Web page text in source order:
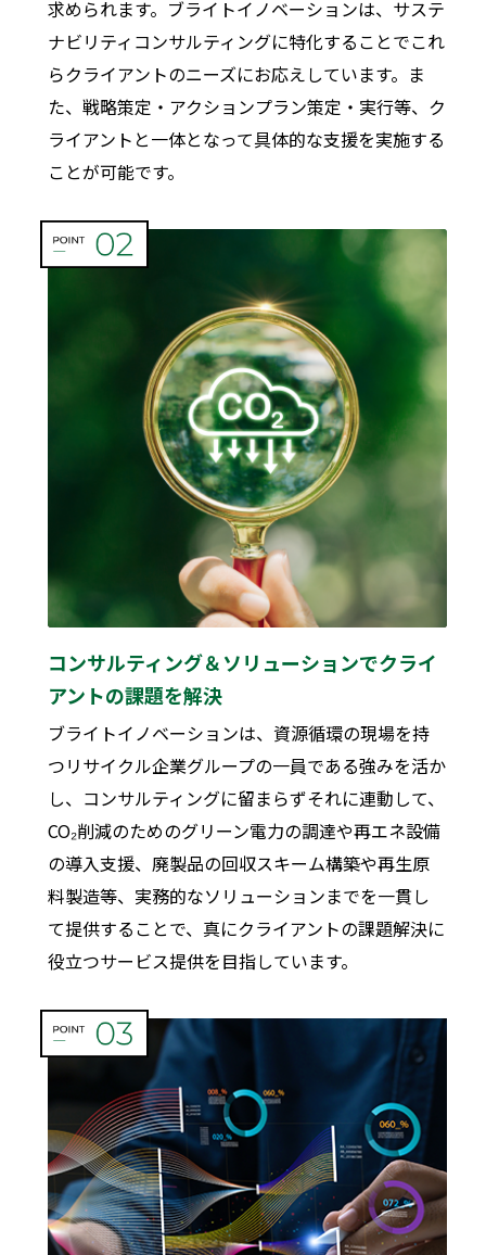
求められます。ブライトイノベーションは、サステ
ナビリティコンサルティングに特化することでこれ
らクライアントのニーズにお応えしています。ま
た、戦略策定・アクションプラン策定・実行等、ク
ライアントと一体となって具体的な支援を実施する
ことが可能です。
コンサルティング＆ソリューションでクライ
アントの課題を解決
ブライトイノベーションは、資源循環の現場を持
つリサイクル企業グループの一員である強みを活か
し、コンサルティングに留まらずそれに連動して、
CO₂削減のためのグリーン電力の調達や再エネ設備
の導入支援、廃製品の回収スキーム構築や再生原
料製造等、実務的なソリューションまでを一貫し
て提供することで、真にクライアントの課題解決に
役立つサービス提供を目指しています。